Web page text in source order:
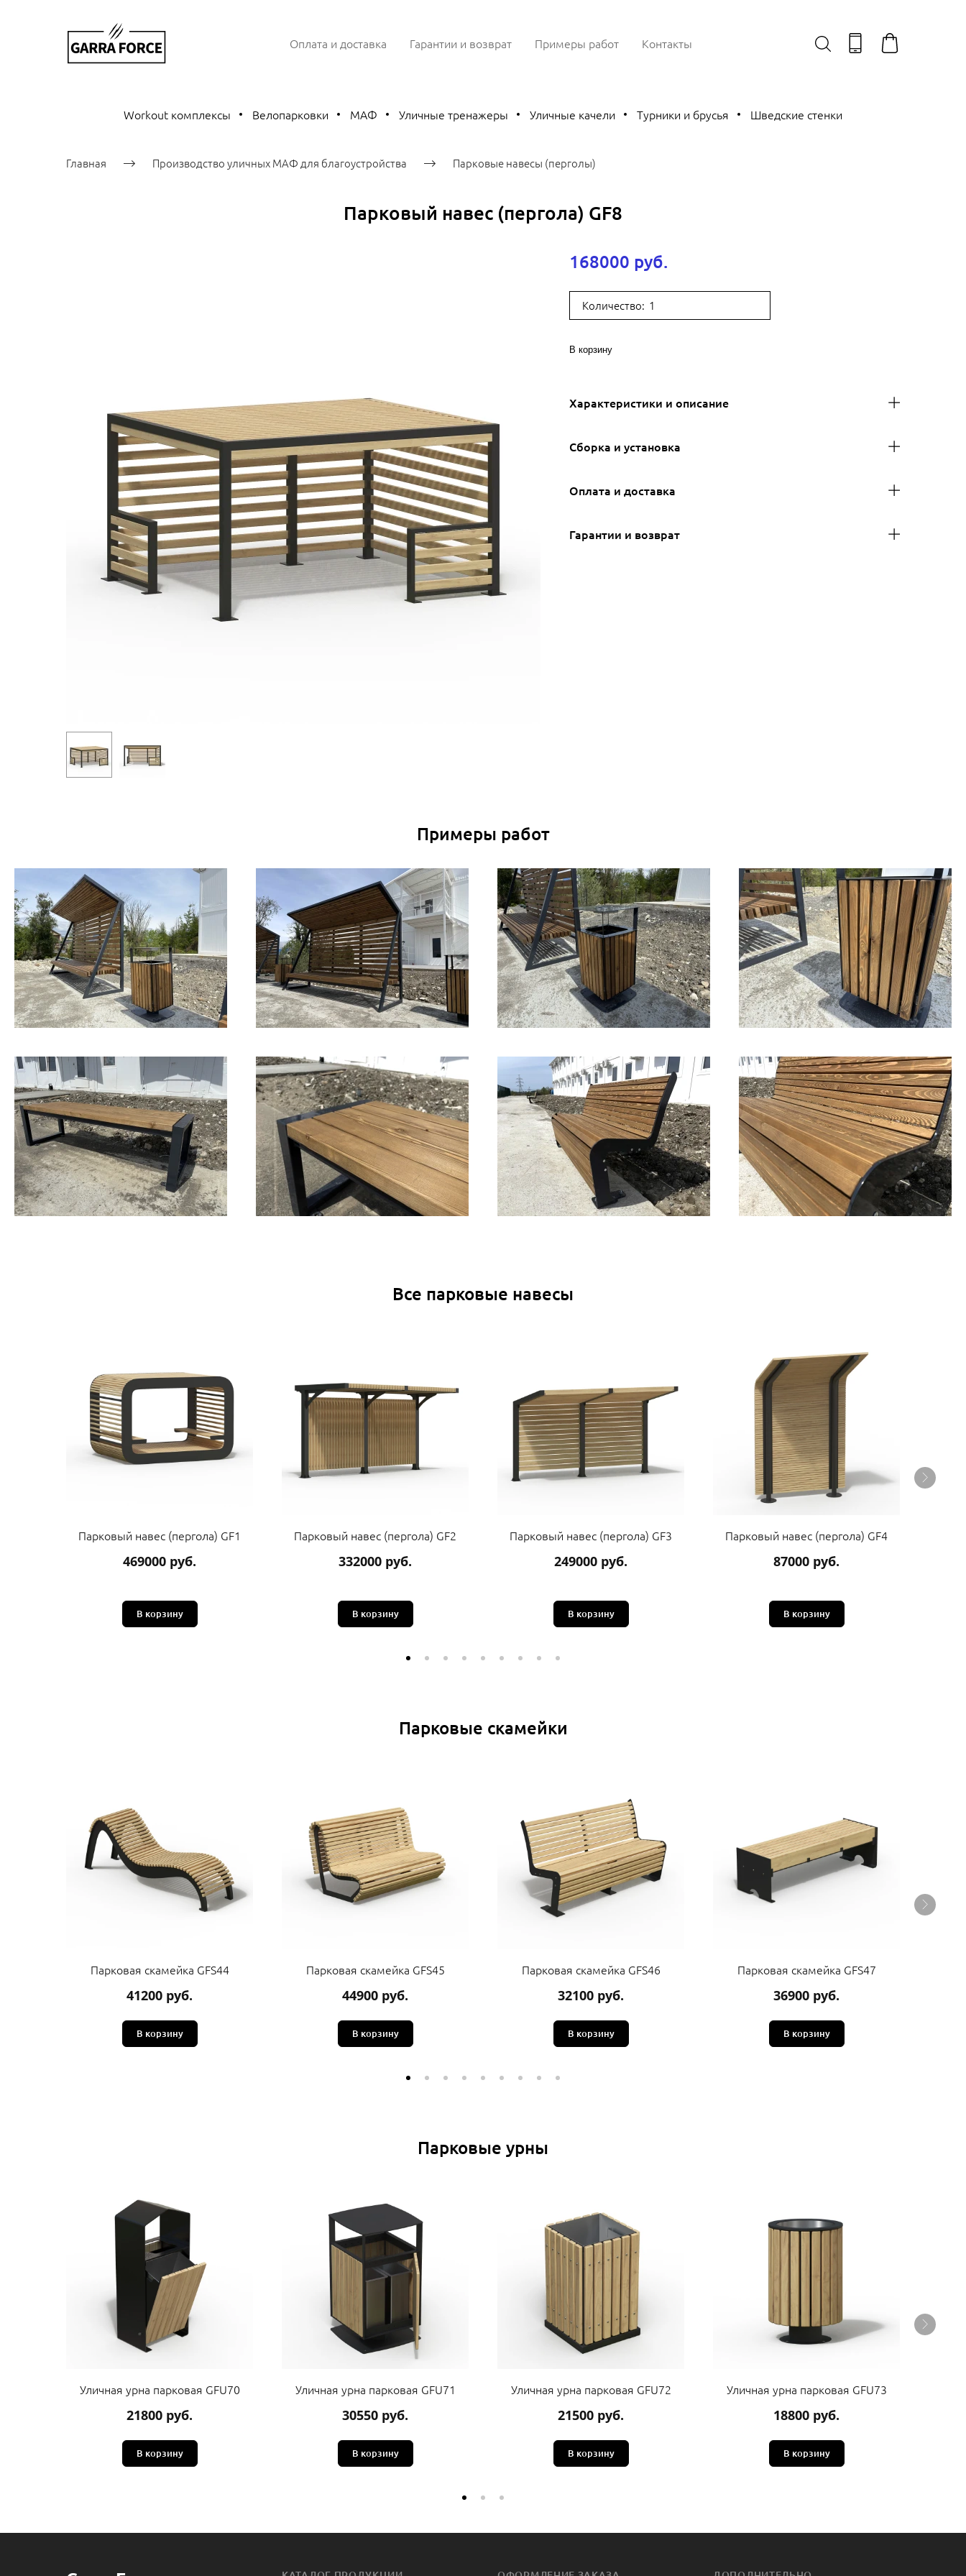
Оплата и доставка Гарантии и возврат Примеры работ Контакты
Workout комплексы Велопарковки МАФ Уличные тренажеры Уличные качели Турники и брусья Шведские стенки
Главная Производство уличных МАФ для благоустройства Парковые навесы (перголы)
Парковый навес (пергола) GF8
168000 руб.
Количество:
В корзину
Характеристики и описание
Сборка и установка
Оплата и доставка
Гарантии и возврат
Примеры работ
Все парковые навесы
Парковый навес (пергола) GF1
469000 руб.
В корзину
Парковый навес (пергола) GF2
332000 руб.
В корзину
Парковый навес (пергола) GF3
249000 руб.
В корзину
Парковый навес (пергола) GF4
87000 руб.
В корзину
Парковые скамейки
Парковая скамейка GFS44
41200 руб.
В корзину
Парковая скамейка GFS45
44900 руб.
В корзину
Парковая скамейка GFS46
32100 руб.
В корзину
Парковая скамейка GFS47
36900 руб.
В корзину
Парковые урны
Уличная урна парковая GFU70
21800 руб.
В корзину
Уличная урна парковая GFU71
30550 руб.
В корзину
Уличная урна парковая GFU72
21500 руб.
В корзину
Уличная урна парковая GFU73
18800 руб.
В корзину